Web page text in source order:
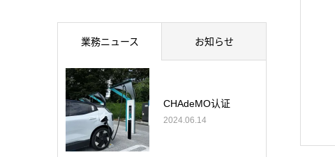
業務ニュース お知らせ
CHAdeMO认证
2024.06.14